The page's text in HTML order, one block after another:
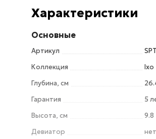
Характеристики
Основные
Артикул
Коллекция
Ixo
Глубина, см
Гарантия
5
Высота, см
9.8
Девиатор
нет